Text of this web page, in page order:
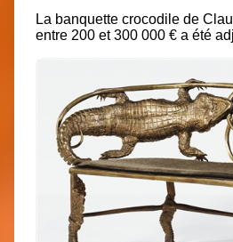
La banquette crocodile de
entre 200 et 300 000 € a été